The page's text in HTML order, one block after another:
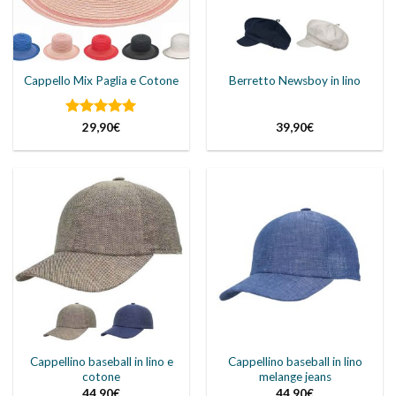
Cappello Mix Paglia e Cotone
Valutato5
29,90€
Berretto Newsboy in lino
39,90€
Cappellino baseball in lino e
cotone
44,90€
Cappellino baseball in lino
melange jeans
44,90€